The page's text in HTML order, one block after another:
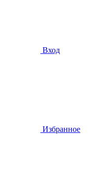
Вход
Избранное